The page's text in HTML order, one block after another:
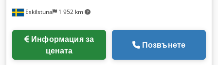
Eskilstuna 1 952 km
Информация за
цената
Позвънете